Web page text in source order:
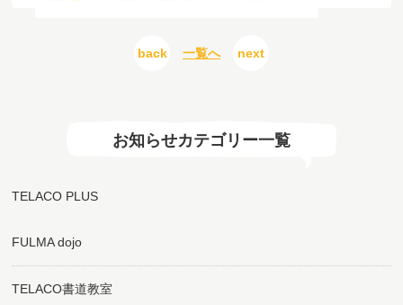
back 一覧へ next
お知らせカテゴリー一覧
TELACO PLUS
FULMA dojo
TELACO書道教室